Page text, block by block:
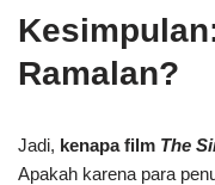
Ramalan?
Jadi, kenapa film The
Apakah karena para